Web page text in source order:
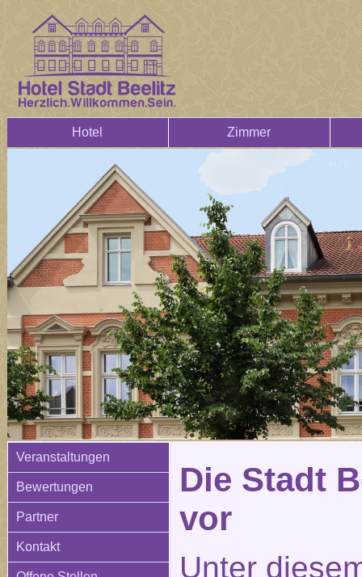
Hotel Zimmer
Veranstaltungen
Bewertungen
Partner
Kontakt
Die Stadt
vor
Unter